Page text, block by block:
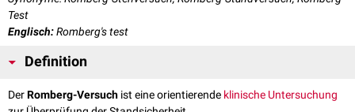
Test
Englisch:Romberg's test
Definition
DerRomberg-Versuch ist eine orientierende klinische Untersuchung